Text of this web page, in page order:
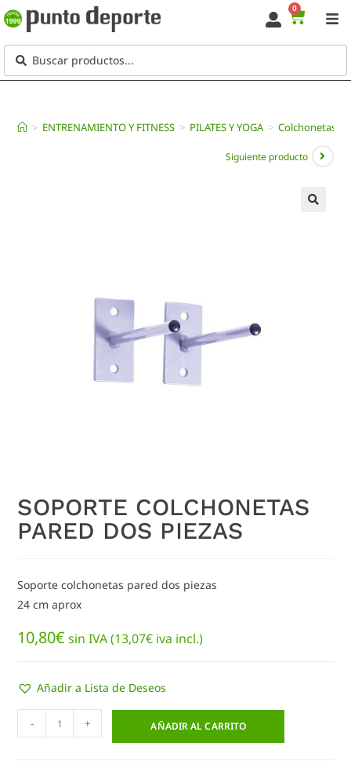
0
> ENTRENAMIENTO Y FITNESS > PILATES Y YOGA > Colchonetas y
Siguiente producto
SOPORTE COLCHONETAS
PARED DOS PIEZAS
Soporte colchonetas pared dos piezas
24 cm aprox
10,80€ sin IVA (13,07€ iva incl.)
Añadir a Lista de Deseos
- + AÑADIR AL CARRITO